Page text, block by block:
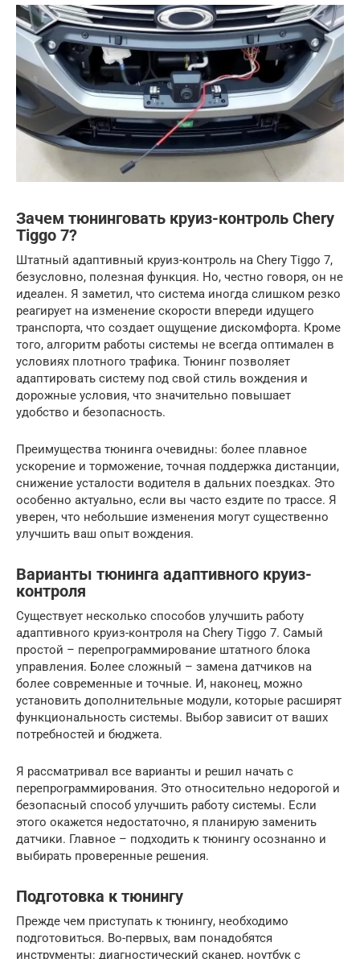
Зачем тюнинговать круиз-контроль Chery
Tiggo 7?
Штатный адаптивный круиз-контроль на Chery Tiggo 7,
безусловно, полезная функция. Но, честно говоря, он не
идеален. Я заметил, что система иногда слишком резко
реагирует на изменение скорости впереди идущего
транспорта, что создает ощущение дискомфорта. Кроме
того, алгоритм работы системы не всегда оптимален в
условиях плотного трафика. Тюнинг позволяет
адаптировать систему под свой стиль вождения и
дорожные условия, что значительно повышает
удобство и безопасность.
Преимущества тюнинга очевидны: более плавное
ускорение и торможение, точная поддержка дистанции,
снижение усталости водителя в дальних поездках. Это
особенно актуально, если вы часто ездите по трассе. Я
уверен, что небольшие изменения могут существенно
улучшить ваш опыт вождения.
Варианты тюнинга адаптивного круиз-
контроля
Существует несколько способов улучшить работу
адаптивного круиз-контроля на Chery Tiggo 7. Самый
простой – перепрограммирование штатного блока
управления. Более сложный – замена датчиков на
более современные и точные. И, наконец, можно
установить дополнительные модули, которые расширят
функциональность системы. Выбор зависит от ваших
потребностей и бюджета.
Я рассматривал все варианты и решил начать с
перепрограммирования. Это относительно недорогой и
безопасный способ улучшить работу системы. Если
этого окажется недостаточно, я планирую заменить
датчики. Главное – подходить к тюнингу осознанно и
выбирать проверенные решения.
Подготовка к тюнингу
Прежде чем приступать к тюнингу, необходимо
подготовиться. Во-первых, вам понадобятся
инструменты: диагностический сканер, ноутбук с